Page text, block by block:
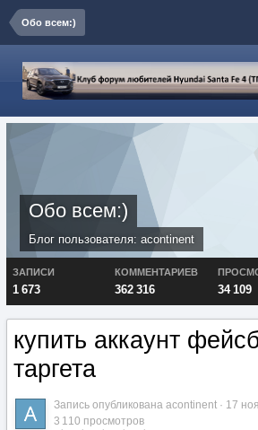
Обо всем:)
Обо всем:)
Блог пользователя: acontinent
ЗАПИСИ
1 673
КОММЕНТАРИЕВ
362 316 34 109
купить аккаунт
таргета
Запись опубликована acontinent · 17
3 110 просмотров